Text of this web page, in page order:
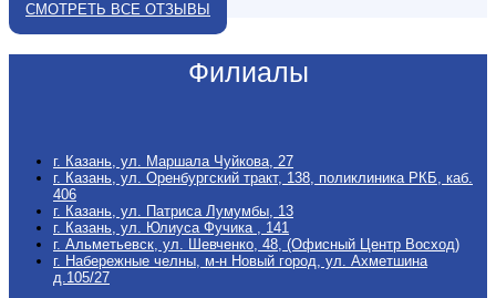
СМОТРЕТЬ ВСЕ ОТЗЫВЫ
Филиалы
г. Казань, ул. Маршала Чуйкова, 27
г. Казань, ул. Оренбургский тракт, 138, поликлиника РКБ, каб.
406
г. Казань, ул. Патриса Лумумбы, 13
г. Казань, ул. Юлиуса Фучика , 141
г. Альметьевск, ул. Шевченко, 48, (Офисный Центр Восход)
г. Набережные челны, м-н Новый город, ул. Ахметшина
д.105/27